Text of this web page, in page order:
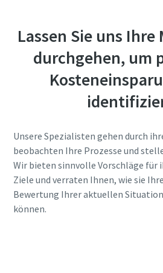
Lassen Sie uns
durchgehen, um
Unsere Spezialisten gehen durch
beobachten Ihre Prozesse und
Wir bieten sinnvolle Vorschläge für
Ziele und verraten Ihnen, wie sie
Bewertung Ihrer aktuellen
können.